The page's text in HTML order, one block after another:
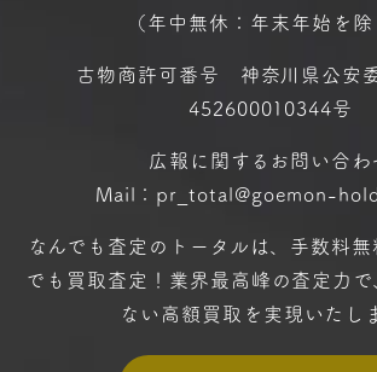
（年中無休：年末年始を除
古物商許可番号 神奈川県公安
452600010344号
広報に関するお問い合わ
Mail：pr_total@goemon-
なんでも査定のトータルは、手数料無
でも買取査定！ 業界最高峰の査定力で
ない高額買取を実現いたしま